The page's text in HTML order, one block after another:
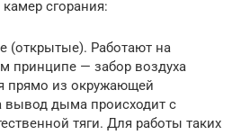
сгорания:
(открытые). Работают на
принципе — забор воздуха
прямо из окружающей
вывод дыма происходит с
тяги. Для работы таких